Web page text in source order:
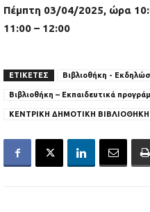
Πέμπτη 03/04/2025, ώρα
11:00 – 12:00
ΕΤΙΚΕΤΕΣ Βιβλιοθήκη -
Βιβλιοθήκη – Εκπαιδευτικά
ΚΕΝΤΡΙΚΗ ΔΗΜΟΤΙΚΗ